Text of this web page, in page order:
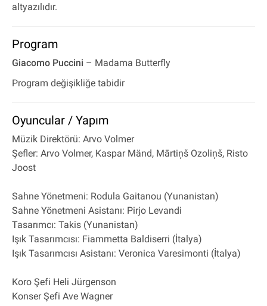
altyazılıdır.
Program
Giacomo Puccini – Madama Butterfly
Program değişikliğe tabidir
Oyuncular / Yapım
Müzik Direktörü: Arvo Volmer
Şefler: Arvo Volmer, Kaspar Mänd, Mārtiņš Ozoliņš, Risto
Joost
Sahne Yönetmeni: Rodula Gaitanou (Yunanistan)
Sahne Yönetmeni Asistanı: Pirjo Levandi
Tasarımcı: Takis (Yunanistan)
Işık Tasarımcısı: Fiammetta Baldiserri (İtalya)
Işık Tasarımcısı Asistanı: Veronica Varesimonti (İtalya)
Koro Şefi Heli Jürgenson
Konser Şefi Ave Wagner